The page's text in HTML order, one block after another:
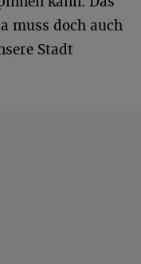
muss doch auch
Stadt